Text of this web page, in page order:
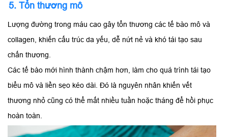
5. Tổn thương mô
Lượng đường trong máu cao gây tổn thương các tế bào mô và
collagen, khiến cấu trúc da yếu, dễ nứt nẻ và khó tái tạo sau
chấn thương.
Các tế bào mới hình thành chậm hơn, làm cho quá trình tái tạo
biểu mô và liền sẹo kéo dài. Đó là nguyên nhân khiến vết
thương nhỏ cũng có thể mất nhiều tuần hoặc tháng để hồi phục
hoàn toàn.